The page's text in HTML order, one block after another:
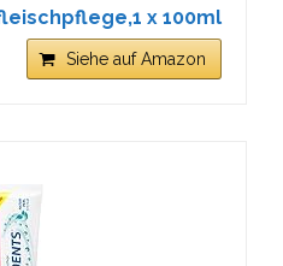
x 100ml
Siehe auf Amazon